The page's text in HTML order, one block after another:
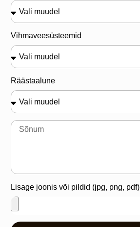
Vihmaveesüsteemid
Räästaalune
Lisage joonis või pildid (jpg, png, pdf)